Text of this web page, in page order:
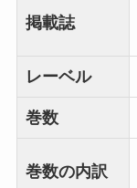
掲載誌
レーベル
巻数
巻数の内訳